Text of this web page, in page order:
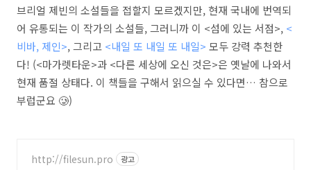
브리얼 제빈의 소설들을 접할지 모르겠지만, 현재 국내에 번역되
어 유통되는 이 작가의 소설들, 그러니까 이 <섬에 있는 서점>, <
비바, 제인>, 그리고 <내일 또 내일 또 내일> 모두 강력 추천한
다! (<마가렛타운>과 <다른 세상에 오신 것은>은 옛날에 나와서
현재 품절 상태다. 이 책들을 구해서 읽으실 수 있다면… 참으로
부럽군요 🥲)
http://filesun.pro 광고